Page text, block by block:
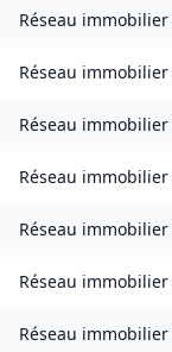
Réseau immobilier
Réseau immobilier
Réseau immobilier
Réseau immobilier
Réseau immobilier
Réseau immobilier
Réseau immobilier